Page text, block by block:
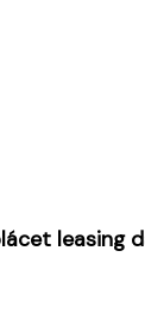
leasing